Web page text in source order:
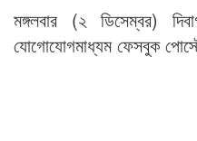
মঙ্গলবার (২ ডিসেম্বর)
যোগোযোগমাধ্যম ফেসবুক